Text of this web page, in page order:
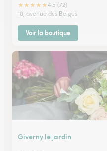
★★★★★4.5 (72)
10, avenue des Belges
Voir la boutique
Giverny le Jardin